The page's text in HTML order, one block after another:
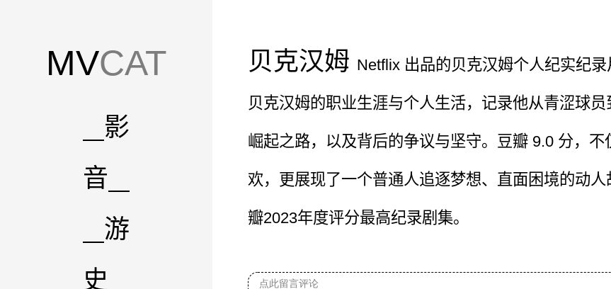
MVCAT
影
音
游
史
贝克汉姆 Netflix 出品的贝克汉姆个人纪实纪
贝克汉姆的职业生涯与个人生活，记录他从青涩球员
崛起之路，以及背后的争议与坚守。豆瓣 9.0 分，不
欢，更展现了一个普通人追逐梦想、直面困境的动人
瓣2023年度评分最高纪录剧集。